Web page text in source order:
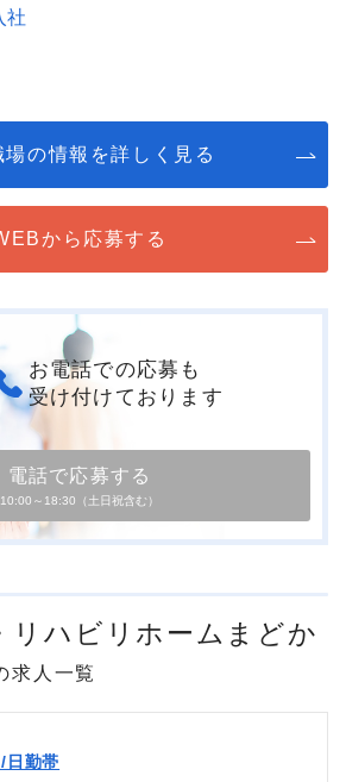
社
場の情報を詳しく見る
から応募する
お電話での応募も
受け付けております
電話で応募する
10:00～18:30（土日祝含む）
求人一覧
日勤帯